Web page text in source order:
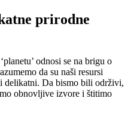
prirodne
odnosi se na brigu o
da su naši resursi
delikatni. Da bismo bili održivi,
obnovljive izvore i štitimo